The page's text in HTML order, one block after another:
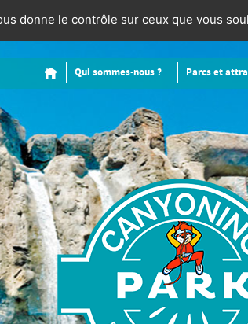
Accueil
Qui sommes-nous ? Parcs et
donne le contrôle sur ceux que vous